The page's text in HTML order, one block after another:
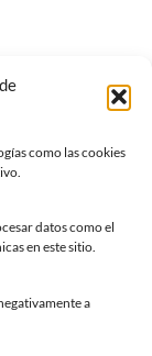
como las cookies
datos como el
en este sitio.
a